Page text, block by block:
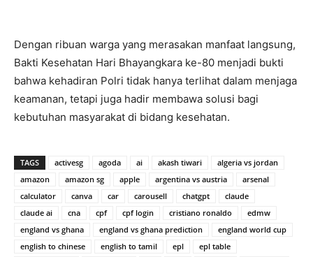
Dengan ribuan warga yang merasakan manfaat langsung,
Bakti Kesehatan Hari Bhayangkara ke-80 menjadi bukti
bahwa kehadiran Polri tidak hanya terlihat dalam menjaga
keamanan, tetapi juga hadir membawa solusi bagi
kebutuhan masyarakat di bidang kesehatan.
TAGS activesg agoda ai akash tiwari
algeria vs jordan
amazon
amazon sg apple argentina vs austria
arsenal
calculator
canva car carousell chatgpt
claude
claude ai
cna cpf cpf login cristiano ronaldo
edmw
england vs ghana
england vs ghana prediction
england world cup
english to chinese
english to tamil epl
epl table